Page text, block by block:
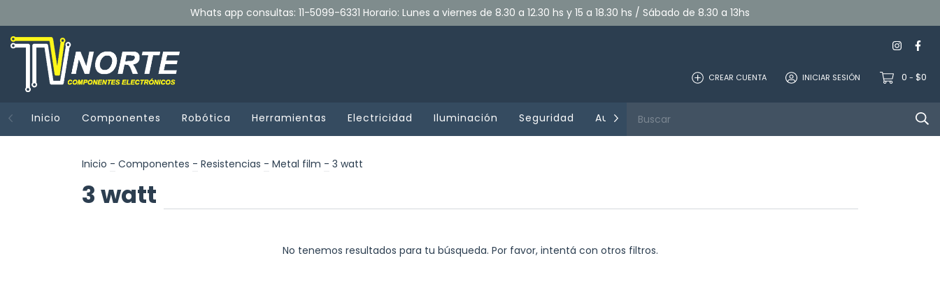
Whats app consultas: 11-5099-6331 Horario: Lunes a viernes de 8.30 a 12.30 hs y 15 a 18.30 hs / Sábado de 8.30 a 13hs
CREAR CUENTA INICIAR SESIÓN 0 - $0
Inicio Componentes Robótica Herramientas Electricidad Iluminación Seguridad Audio Computación
Inicio - Componentes - Resistencias - Metal film - 3 watt
3 watt
No tenemos resultados para tu búsqueda. Por favor, intentá con otros filtros.